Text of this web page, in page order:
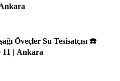
Öveçler Su Tesisatçısı ☎️
11 | Ankara